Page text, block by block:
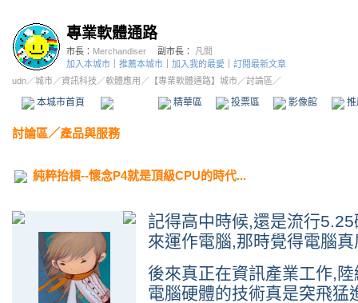
專業軟體通路
市長： Merchandiser 副市長：
凡間
加入本城市
推薦本城市 加入我的最愛
訂閱最新文章
udn／城市／資訊科技 ／軟體應用 ／ 【專業軟體通路】城市／討論區／
本城市首頁 精華區 投票區 影像館
討論區／產品與服務
純粹抬槓--懷念P4就是頂級CPU的時代...
記得高中時候,還是流行
來運作電腦,那時覺得電腦
後來真正在資訊產業工作,
電腦硬體的技術真是突飛猛